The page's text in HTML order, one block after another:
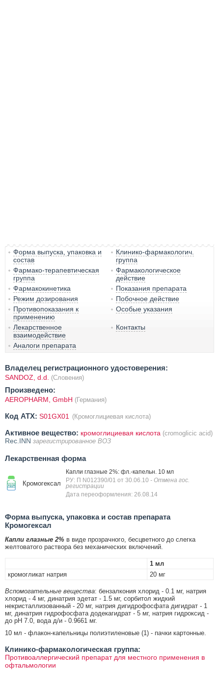
Форма выпуска, упаковка и
состав
Клинико-фармакологич.
группа
Фармако-терапевтическая
группа
Фармакологическое
действие
Фармакокинетика
Показания препарата
Режим дозирования
Побочное действие
Противопоказания к
применению
Особые указания
Лекарственное
взаимодействие
Контакты
Аналоги препарата
Владелец регистрационного удостоверения:
SANDOZ, d.d. (Словения)
Произведено:
AEROPHARM, GmbH (Германия)
Код ATX: S01GX01 (Кромоглициевая кислота)
Активное вещество: кромоглициевая кислота (cromoglicic acid)
Rec.INN зарегистрированное ВОЗ
Лекарственная форма
Кромогексал
Капли глазные 2%: фл.-капельн. 10 мл
РУ: П N012390/01 от 30.06.10 - Отмена гос.
регистрации
Дата переоформления: 26.08.14
Форма выпуска, упаковка и состав препарата
Кромогексал
Капли глазные 2% в виде прозрачного, бесцветного до слегка
желтоватого раствора без механических включений.
1 мл
кромогликат натрия
20 мг
Вспомогательные вещества: бензалкония хлорид - 0.1 мг, натрия
хлорид - 4 мг, динатрия эдетат - 1.5 мг, сорбитол жидкий
некристаллизованный - 20 мг, натрия дигидрофосфата дигидрат - 1
мг, динатрия гидрофосфата додекагидрат - 5 мг, натрия гидроксид -
до рН 7.0, вода д/и - 0.9661 мг.
10 мл - флакон-капельницы полиэтиленовые (1) - пачки картонные.
Клинико-фармакологическая группа:
Противоаллергический препарат для местного применения в
офтальмологии